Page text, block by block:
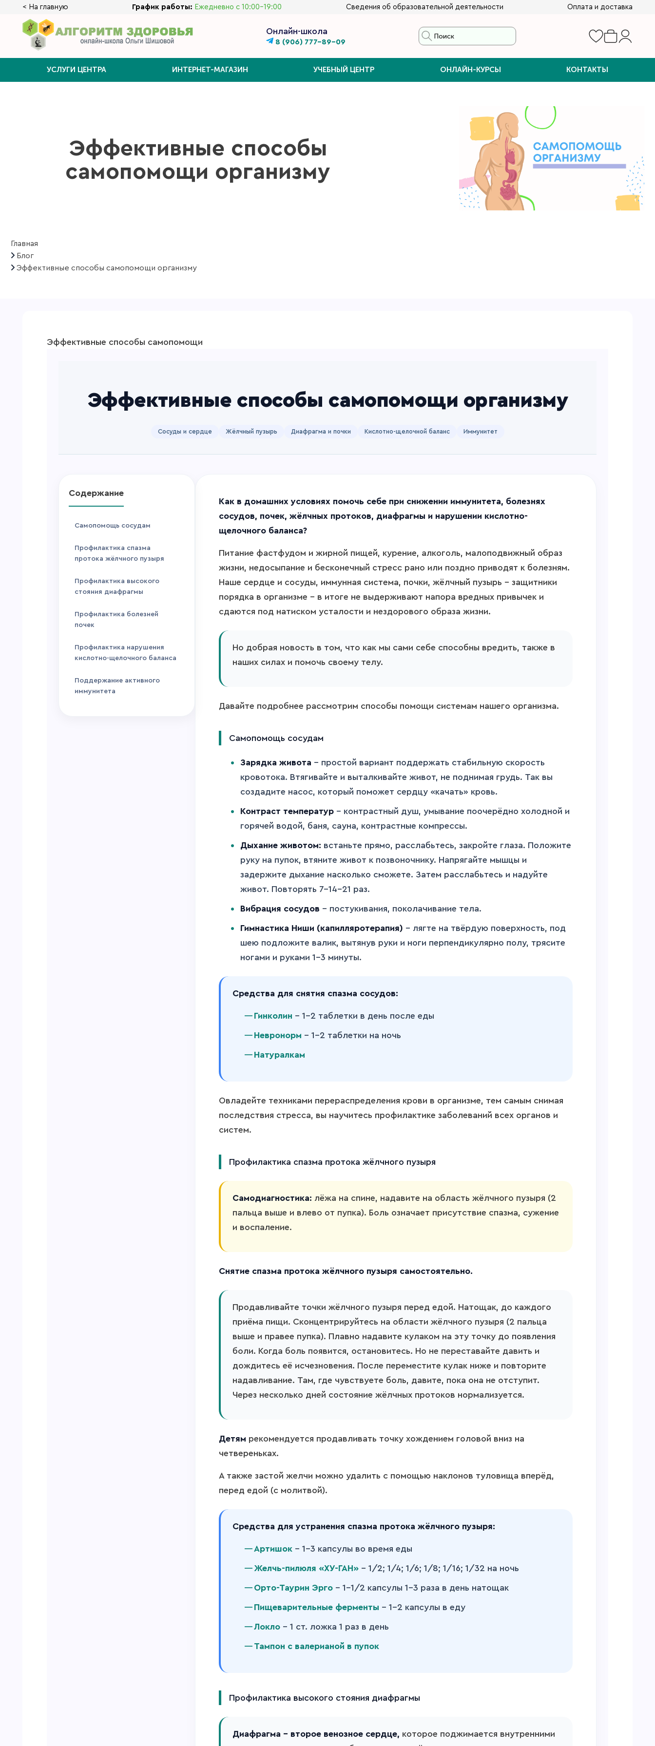
< На главную График работы: Ежедневно с 10:00-19:00 Сведения об образовательной деятельности Оплата и доставка
Онлайн-школа
8 (906) 777-89-09
УСЛУГИ ЦЕНТРА ИНТЕРНЕТ-МАГАЗИН УЧЕБНЫЙ ЦЕНТР ОНЛАЙН-КУРСЫ КОНТАКТЫ
Эффективные способы
самопомощи организму
Главная
Блог
Эффективные способы самопомощи организму
Эффективные способы самопомощи
Эффективные способы самопомощи организму
Сосуды и сердце Жёлчный пузырь Диафрагма и почки Кислотно-щелочной баланс Иммунитет
Содержание
Самопомощь сосудам
Профилактика спазма
протока жёлчного пузыря
Профилактика высокого
стояния диафрагмы
Профилактика болезней
почек
Профилактика нарушения
кислотно-щелочного баланса
Поддержание активного
иммунитета
Как в домашних условиях помочь себе при снижении иммунитета, болезнях
сосудов, почек, жёлчных протоков, диафрагмы и нарушении кислотно-
щелочного баланса?
Питание фастфудом и жирной пищей, курение, алкоголь, малоподвижный образ
жизни, недосыпание и бесконечный стресс рано или поздно приводят к болезням.
Наше сердце и сосуды, иммунная система, почки, жёлчный пузырь – защитники
порядка в организме – в итоге не выдерживают напора вредных привычек и
сдаются под натиском усталости и нездорового образа жизни.
Но добрая новость в том, что как мы сами себе способны вредить, также в
наших силах и помочь своему телу.
Давайте подробнее рассмотрим способы помощи системам нашего организма.
Самопомощь сосудам
Зарядка живота – простой вариант поддержать стабильную скорость
кровотока. Втягивайте и выталкивайте живот, не поднимая грудь. Так вы
создадите насос, который поможет сердцу «качать» кровь.
Контраст температур – контрастный душ, умывание поочерёдно холодной и
горячей водой, баня, сауна, контрастные компрессы.
Дыхание животом: встаньте прямо, расслабьтесь, закройте глаза. Положите
руку на пупок, втяните живот к позвоночнику. Напрягайте мышцы и
задержите дыхание насколько сможете. Затем расслабьтесь и надуйте
живот. Повторять 7-14-21 раз.
Вибрация сосудов – постукивания, поколачивание тела.
Гимнастика Ниши (капилляротерапия) – лягте на твёрдую поверхность, под
шею подложите валик, вытянув руки и ноги перпендикулярно полу, трясите
ногами и руками 1-3 минуты.
Средства для снятия спазма сосудов:
Гинколин – 1-2 таблетки в день после еды
Невронорм – 1-2 таблетки на ночь
Натуралкам
Овладейте техниками перераспределения крови в организме, тем самым снимая
последствия стресса, вы научитесь профилактике заболеваний всех органов и
систем.
Профилактика спазма протока жёлчного пузыря
Самодиагностика: лёжа на спине, надавите на область жёлчного пузыря (2
пальца выше и влево от пупка). Боль означает присутствие спазма, сужение
и воспаление.
Снятие спазма протока жёлчного пузыря самостоятельно.
Продавливайте точки жёлчного пузыря перед едой. Натощак, до каждого
приёма пищи. Сконцентрируйтесь на области жёлчного пузыря (2 пальца
выше и правее пупка). Плавно надавите кулаком на эту точку до появления
боли. Когда боль появится, остановитесь. Но не переставайте давить и
дождитесь её исчезновения. После переместите кулак ниже и повторите
надавливание. Там, где чувствуете боль, давите, пока она не отступит.
Через несколько дней состояние жёлчных протоков нормализуется.
Детям рекомендуется продавливать точку хождением головой вниз на
четвереньках.
А также застой желчи можно удалить с помощью наклонов туловища вперёд,
перед едой (с молитвой).
Средства для устранения спазма протока жёлчного пузыря:
Артишок – 1-3 капсулы во время еды
Желчь-пилюля «ХУ-ГАН» – 1/2; 1/4; 1/6; 1/8; 1/16; 1/32 на ночь
Орто-Таурин Эрго – 1–1/2 капсулы 1-3 раза в день натощак
Пищеварительные ферменты – 1-2 капсулы в еду
Локло – 1 ст. ложка 1 раз в день
Тампон с валерианой в пупок
Профилактика высокого стояния диафрагмы
Диафрагма – второе венозное сердце, которое поджимается внутренними